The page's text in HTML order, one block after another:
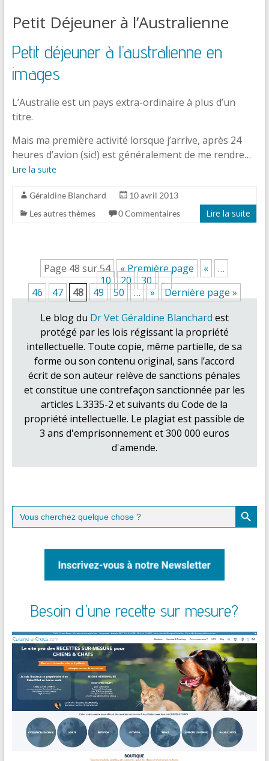
Petit Déjeuner à l’Australienne
Petit déjeuner à l’australienne en
images
L’Australie est un pays extra-ordinaire à plus d’un
titre.
Mais ma première activité lorsque j’arrive, après 24
heures d’avion (sic!) est généralement de me rendre…
Lire la suite
Géraldine Blanchard
10 avril 2013
Les autres thèmes
0 Commentaires Lire la suite
Page 48 sur 54 « Première page «
…
10
20 30
…
46
47 48 49 50 … »
Dernière page »
Le blog du Dr Vet Géraldine Blanchard est
protégé par les lois régissant la propriété
intellectuelle. Toute copie, même partielle, de sa
forme ou son contenu original, sans l’accord
écrit de son auteur relève de sanctions pénales
et constitue une contrefaçon sanctionnée par les
articles L.3335-2 et suivants du Code de la
propriété intellectuelle. Le plagiat est passible de
3 ans d'emprisonnement et 300 000 euros
d'amende.
Search
for:
Search Button
Besoin d'une recette sur mesure?